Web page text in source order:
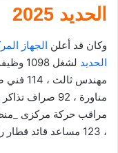
الحديد 2025
وكان قد أعلن الجهاز
الحديد
مهندس
، 123 مساعد قائد قطار رابع .